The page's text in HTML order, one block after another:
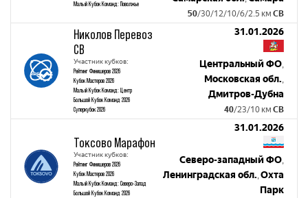
Малый Кубок Команд: Поволжье
50/30/12/10/6/2.5 км СВ
Николов Перевоз
СВ
Участник кубков:
Рейтинг Финишеров 2026
Кубок Мастеров 2026
Малый Кубок Команд: Центр
Большой Кубок Команд 2026
Суперкубок 2026
31.01.2026
Центральный ФО,
Московская обл.,
Дмитров-Дубна
40/23/10 км СВ
Токсово Марафон
Участник кубков:
Рейтинг Финишеров 2026
Кубок Мастеров 2026
Малый Кубок Команд: Северо-Запад
Большой Кубок Команд 2026
31.01.2026
Северо-западный ФО,
Ленинградская обл.,Охта
Парк